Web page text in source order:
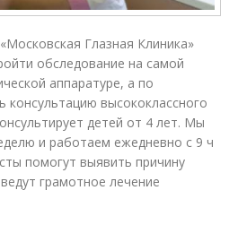
Глазная Клиника»
обследование на самой
аппаратуре, а по
консультацию высококлассного
детей от 4 лет. Мы
и работаем ежедневно с 9 ч
помогут выявить причину
грамотное лечение